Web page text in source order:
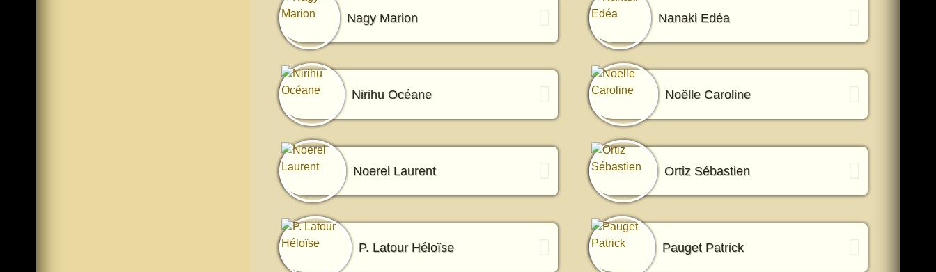
Nagy Marion Nanaki Edéa
Nirihu Océane Noëlle Caroline
Noerel Laurent Ortiz Sébastien
P. Latour Héloïse Pauget Patrick